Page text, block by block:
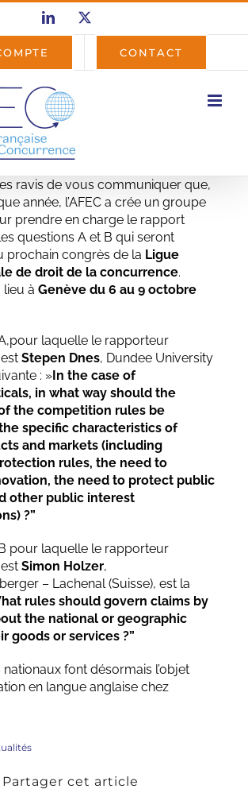
LinkedIn
CONTACT
ravis de vous communiquer que,
année, l’AFEC a crée un groupe
prendre en charge le rapport
questions A et B qui seront
prochain congrès de la Ligue
de droit de la concurrence.
à Genève du 6 au 9 octobre
laquelle le rapporteur
Stepen Dnes, Dundee University
: »In the case of
in what way should the
the competition rules be
specific characteristics of
and markets (including
rules, the need to
the need to protect public
other public interest
?”
pour laquelle le rapporteur
Simon Holzer,
– Lachenal (Suisse), est la
rules should govern claims by
the national or geographic
goods or services ?”
font désormais l’objet
en langue anglaise chez
Partager cet article